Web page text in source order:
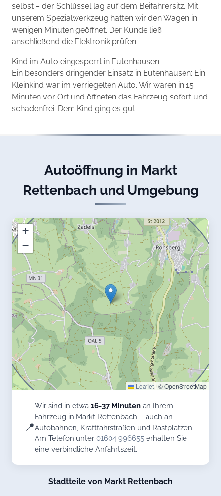
selbst – der Schlüssel lag auf dem Beifahrersitz. Mit
unserem Spezialwerkzeug hatten wir den Wagen in
wenigen Minuten geöffnet. Der Kunde ließ
anschließend die Elektronik prüfen.
Kind im Auto eingesperrt in Eutenhausen
Ein besonders dringender Einsatz in Eutenhausen: Ein
Kleinkind war im verriegelten Auto. Wir waren in 15
Minuten vor Ort und öffneten das Fahrzeug sofort und
schadenfrei. Dem Kind ging es gut.
Autoöffnung in Markt
Rettenbach und Umgebung
+
−
Leaflet | © OpenStreetMap
📍
Wir sind in etwa 16-37 Minuten an Ihrem
Fahrzeug in Markt Rettenbach – auch an
Autobahnen, Kraftfahrstraßen und Rastplätzen.
Am Telefon unter 01604 996655 erhalten Sie
eine verbindliche Anfahrtszeit.
Stadtteile von Markt Rettenbach